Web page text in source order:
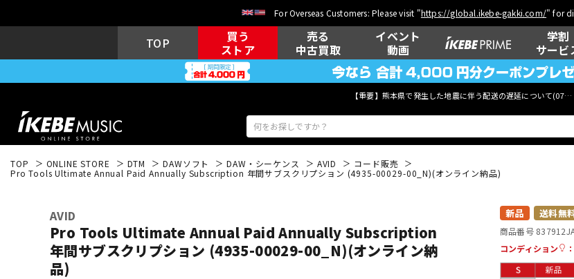
For Overseas Customers: Please visit "https://global.ikebe-gakki.com/" for
TOP
買う
ストア
売る
中古買取
イベント
動画
学割
サービ
【重要】熊本県で発生した地震に伴う配送の遅延について(07月29日
キーボード 電子ピアノ 管楽器 その他楽
TOP ONLINE STORE DTM DAWソフト DAW・シーケンス AVID
コード販売
Pro Tools Ultimate Annual Paid Annually Subscription 年間サブスクリプション (4935-00029-00_N)(オンライン納品)
AVID
Pro Tools Ultimate Annual Paid Annually Subscription
年間サブスクリプション (4935-00029-00_N)(オンライン納
品)
新品 送料無
商品番号 837912
コンディション
：